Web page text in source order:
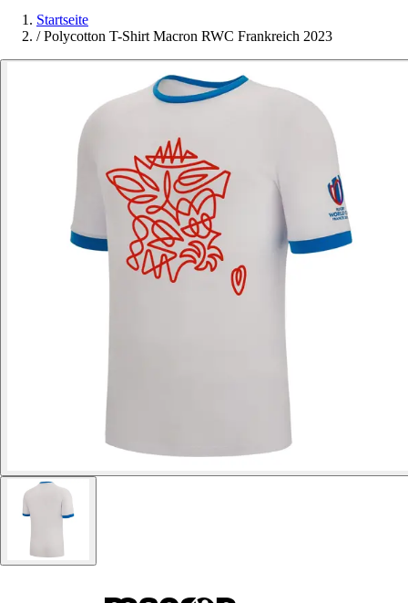
Startseite
/ Polycotton T-Shirt Macron RWC Frankreich 2023